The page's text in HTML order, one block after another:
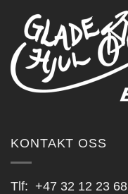
KONTAKT OSS
Tlf: +47 32 12 23 68